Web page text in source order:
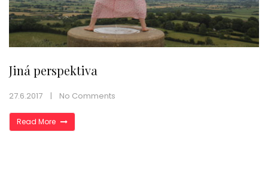
Jiná perspektiva
27.6.2017 No Comments
Read More